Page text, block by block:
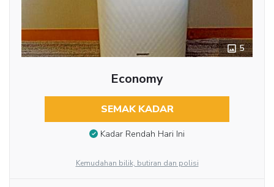
5
Economy
SEMAK KADAR
Kadar Rendah Hari Ini
Kemudahan bilik, butiran dan polisi